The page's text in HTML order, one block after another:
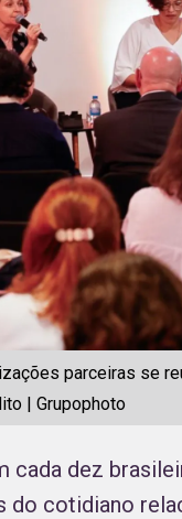
parceiras se
| Grupophoto
cada dez
do cotidiano